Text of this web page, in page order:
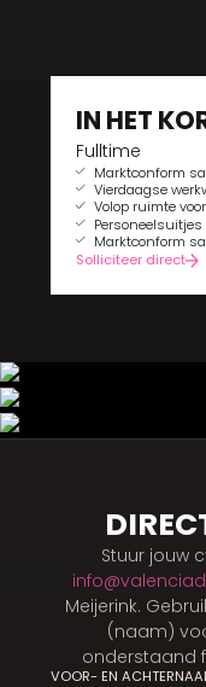
IN HET
Fulltime
Marktconform
Vierdaagse
Volop ruimte
Marktconform
Solliciteer direct
Stuur jouw
Meijerink.
(naam)
onderstaand
VOOR- EN